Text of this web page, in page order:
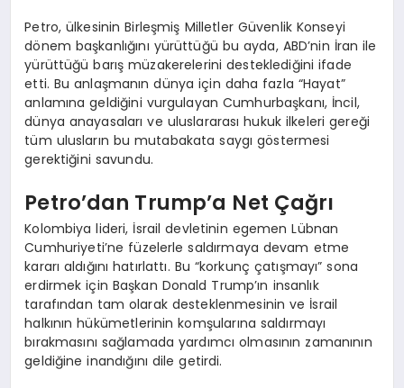
Petro, ülkesinin Birleşmiş Milletler Güvenlik Konseyi
dönem başkanlığını yürüttüğü bu ayda, ABD’nin İran ile
yürüttüğü barış müzakerelerini desteklediğini ifade
etti. Bu anlaşmanın dünya için daha fazla “Hayat”
anlamına geldiğini vurgulayan Cumhurbaşkanı, İncil,
dünya anayasaları ve uluslararası hukuk ilkeleri gereği
tüm ulusların bu mutabakata saygı göstermesi
gerektiğini savundu.
Petro’dan Trump’a Net Çağrı
Kolombiya lideri, İsrail devletinin egemen Lübnan
Cumhuriyeti’ne füzelerle saldırmaya devam etme
kararı aldığını hatırlattı. Bu “korkunç çatışmayı” sona
erdirmek için Başkan Donald Trump’ın insanlık
tarafından tam olarak desteklenmesinin ve İsrail
halkının hükümetlerinin komşularına saldırmayı
bırakmasını sağlamada yardımcı olmasının zamanının
geldiğine inandığını dile getirdi.